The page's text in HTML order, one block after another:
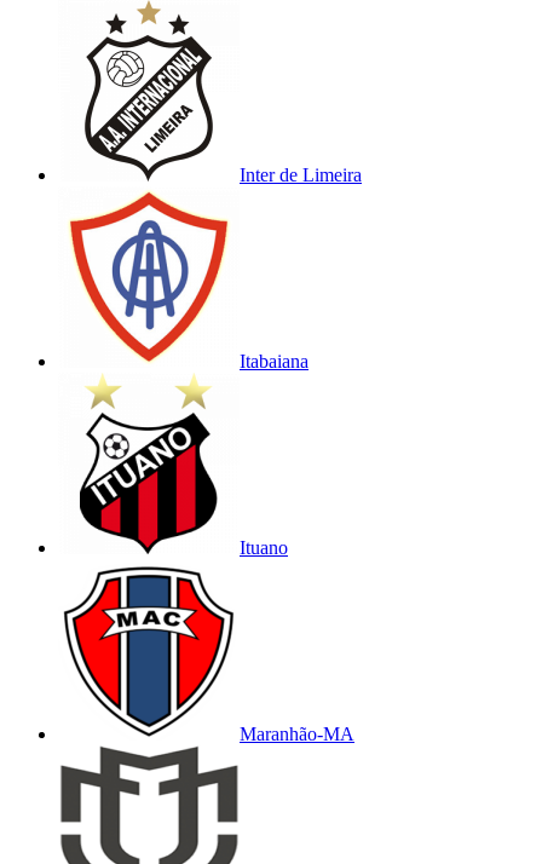
Inter de Limeira
Itabaiana
Ituano
Maranhão-MA